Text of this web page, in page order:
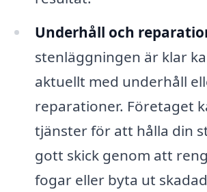
Underhåll och
stenläggningen är klar
aktuellt med underhåll
reparationer. Företaget
tjänster för att hålla din
gott skick genom att
fogar eller byta ut